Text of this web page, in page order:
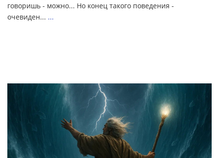
говоришь - можно... Но конец такого поведения -
очевиден... ...